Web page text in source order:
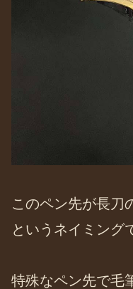
このペン先が長刀
というネイミング
特殊なペン先で毛